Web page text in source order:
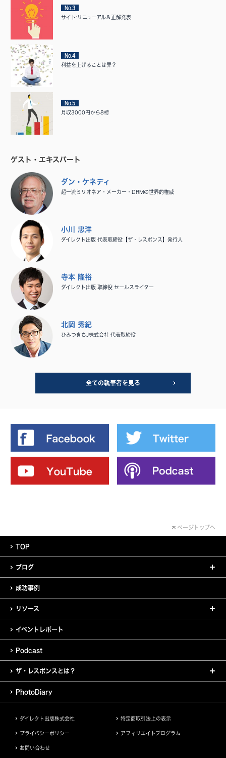
No.3
サイト:リニューアル＆正解発表
No.4
利益を上げることは罪？
No.5
月収3000円から8桁
ゲスト・エキスパート
ダン・ケネディ
超一流ミリオネア・メーカー・DRMの世界的権威
小川 忠洋
ダイレクト出版 代表取締役【ザ・レスポンス】発行人
寺本 隆裕
ダイレクト出版 取締役 セールスライター
北岡 秀紀
ひみつきちJ株式会社 代表取締役
全ての執筆者を見る
ページトップへ
TOP
ブログ
成功事例
リソース
イベントレポート
Podcast
ザ・レスポンスとは？
PhotoDiary
ダイレクト出版株式会社 特定商取引法上の表示
プライバシーポリシー アフィリエイトプログラム
お問い合わせ